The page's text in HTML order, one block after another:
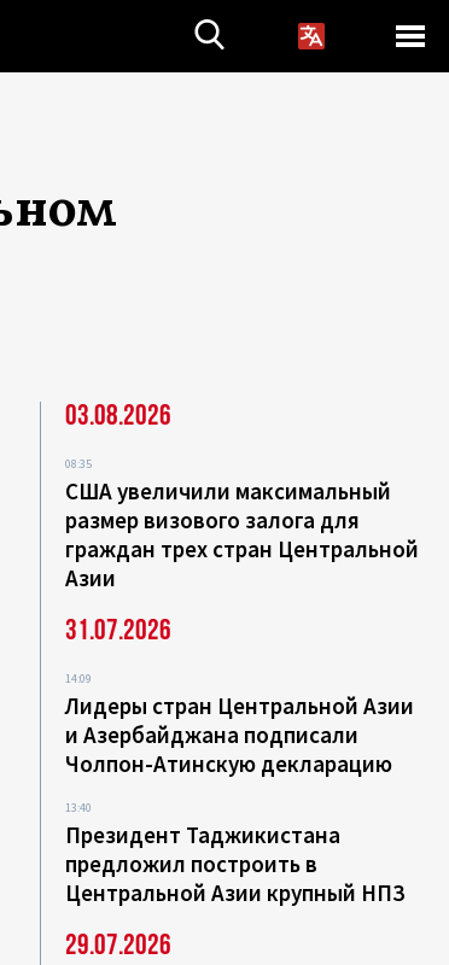
03.08.2026
08:35
США увеличили максимальный
размер визового залога для
граждан трех стран Центральной
Азии
31.07.2026
14:09
Лидеры стран Центральной Азии
и Азербайджана подписали
Чолпон-Атинскую декларацию
13:40
Президент Таджикистана
предложил построить в
Центральной Азии крупный НПЗ
29.07.2026